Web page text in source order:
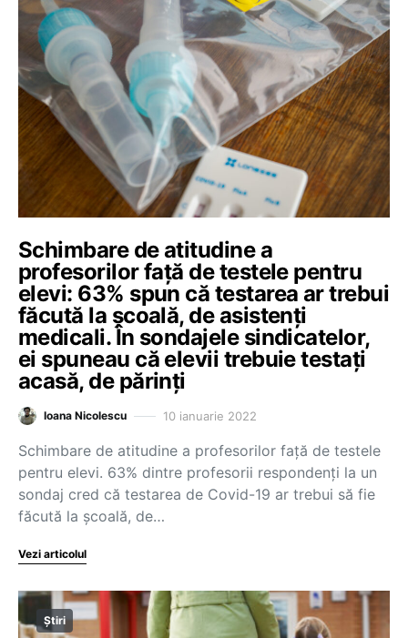
Schimbare de atitudine a
profesorilor față de testele pentru
elevi: 63% spun că testarea ar trebui
făcută la școală, de asistenți
medicali. În sondajele sindicatelor,
ei spuneau că elevii trebuie testați
acasă, de părinți
Ioana Nicolescu 10 ianuarie 2022
Schimbare de atitudine a profesorilor față de testele
pentru elevi. 63% dintre profesorii respondenți la un
sondaj cred că testarea de Covid-19 ar trebui să fie
făcută la şcoală, de…
Vezi articolul
Știri